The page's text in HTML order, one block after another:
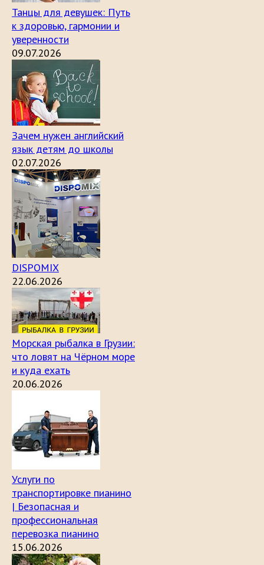
Танцы для девушек: Путь
к здоровью, гармонии и
уверенности
09.07.2026
Зачем нужен английский
язык детям до школы
02.07.2026
DISPOMIX
22.06.2026
Морская рыбалка в Грузии:
что ловят на Чёрном море
и куда ехать
20.06.2026
Услуги по
транспортировке пианино
| Безопасная и
профессиональная
перевозка пианино
15.06.2026